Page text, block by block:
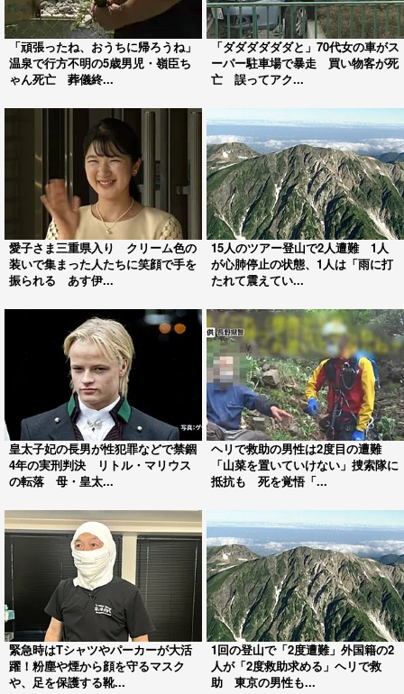
「頑張ったね、おうちに帰ろうね」
温泉で行方不明の5歳男児・嶺臣ち
ゃん死亡 葬儀終...
「ダダダダダダと」70代女の車がス
ーパー駐車場で暴走 買い物客が死
亡 誤ってアク...
愛子さま三重県入り クリーム色の
装いで集まった人たちに笑顔で手を
振られる あす伊...
15人のツアー登山で2人遭難 1人
が心肺停止の状態、1人は「雨に打
たれて震えてい...
皇太子妃の長男が性犯罪などで禁錮
4年の実刑判決 リトル・マリウス
の転落 母・皇太...
ヘリで救助の男性は2度目の遭難
「山菜を置いていけない」捜索隊に
抵抗も 死を覚悟「...
緊急時はTシャツやパーカーが大活
躍！粉塵や煙から顔を守るマスク
や、足を保護する靴...
1回の登山で「2度遭難」外国籍の2
人が「2度救助求める」ヘリで救
助 東京の男性も...